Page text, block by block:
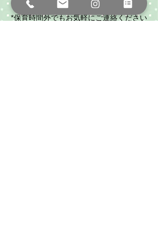
ouchihoiku2017sora@gmail.com
*保育時間外でもお気軽にご連絡ください